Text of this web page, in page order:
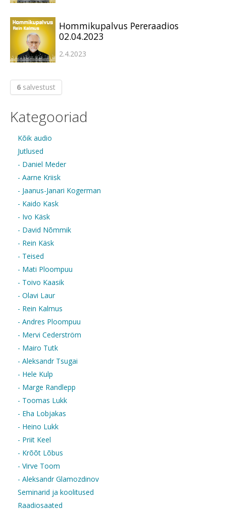
Hommikupalvus Pereraadios
02.04.2023
2.4.2023
6 salvestust
Kategooriad
Kõik audio
Jutlused
- Daniel Meder
- Aarne Kriisk
- Jaanus-Janari Kogerman
- Kaido Kask
- Ivo Käsk
- David Nõmmik
- Rein Käsk
- Teised
- Mati Ploompuu
- Toivo Kaasik
- Olavi Laur
- Rein Kalmus
- Andres Ploompuu
- Mervi Cederström
- Mairo Tutk
- Aleksandr Tsugai
- Hele Kulp
- Marge Randlepp
- Toomas Lukk
- Eha Lobjakas
- Heino Lukk
- Priit Keel
- Krõõt Lõbus
- Virve Toom
- Aleksandr Glamozdinov
Seminarid ja koolitused
Raadiosaated